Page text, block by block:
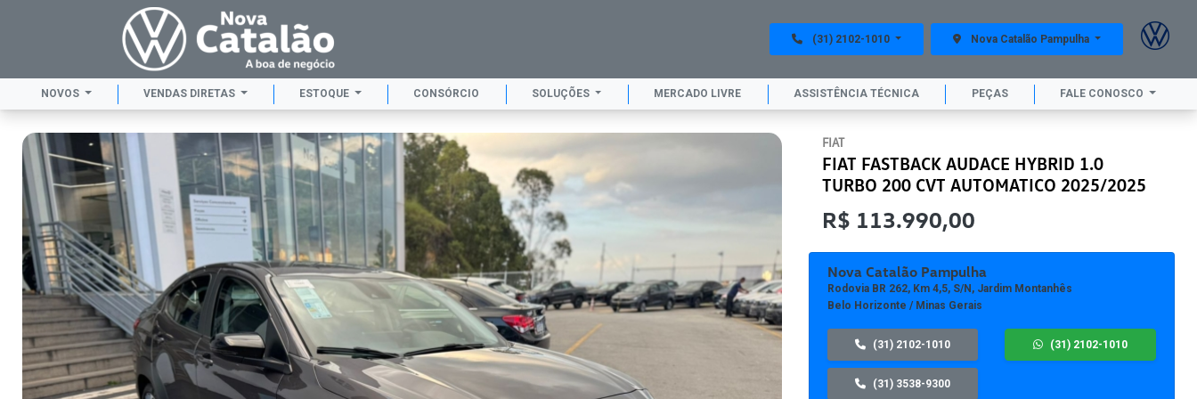
(31) 2102-1010 Nova Catalão Pampulha
NOVOS VENDAS DIRETAS ESTOQUE CONSÓRCIO SOLUÇÕES MERCADO LIVRE ASSISTÊNCIA TÉCNICA PEÇAS FALE CONOSCO
FIAT
FIAT FASTBACK AUDACE HYBRID 1.0
TURBO 200 CVT AUTOMATICO 2025/2025
R$ 113.990,00
Nova Catalão Pampulha
Rodovia BR 262, Km 4,5, S/n, Jardim Montanhês
Belo Horizonte / Minas Gerais
(31) 2102-1010 (31) 2102-1010
(31) 3538-9300